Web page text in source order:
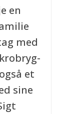
en
med
et
sine